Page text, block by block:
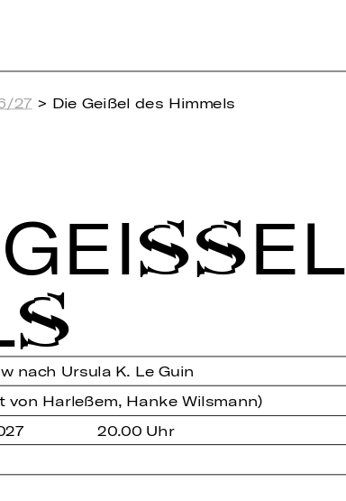
27 > Die Geißel des Himmels
nach Ursula K. Le Guin
von Harleßem, Hanke Wilsmann)
20.00 Uhr